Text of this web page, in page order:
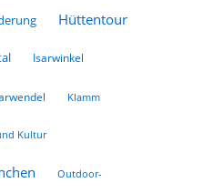
Hüttentour
Isarwinkel
Klamm
Kultur
Outdoor-